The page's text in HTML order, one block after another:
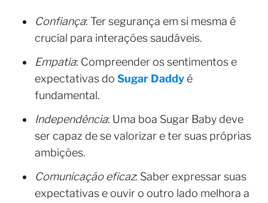
Confiança: Ter segurança em si mesma é
crucial para interações saudáveis.
Empatia: Compreender os sentimentos e
expectativas do Sugar Daddy é
fundamental.
Independência: Uma boa Sugar Baby deve
ser capaz de se valorizar e ter suas próprias
ambições.
Comunicação eficaz: Saber expressar suas
expectativas e ouvir o outro lado melhora a